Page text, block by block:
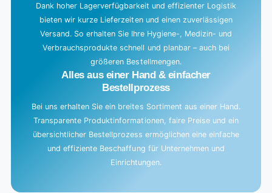
Dank hoher Lagerverfügbarkeit und effizienter Logistik
bieten wir kurze Lieferzeiten und einen zuverlässigen
Versand. So erhalten Sie Ihre Hygiene-, Medizin- und
Verbrauchsprodukte schnell und planbar – auch bei
größeren Bestellmengen.
Alles aus einer Hand & einfacher
Bestellprozess
Bei uns erhalten Sie ein breites Sortiment aus einer Hand.
Transparente Produktinformationen, faire Preise und ein
übersichtlicher Bestellprozess ermöglichen eine einfache
und effiziente Beschaffung für Unternehmen und
Einrichtungen.